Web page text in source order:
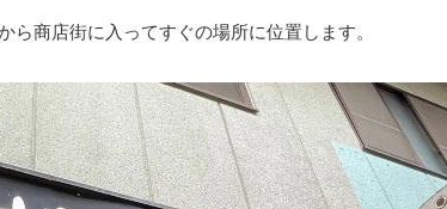
ら商店街に入ってすぐの場所に位置します。